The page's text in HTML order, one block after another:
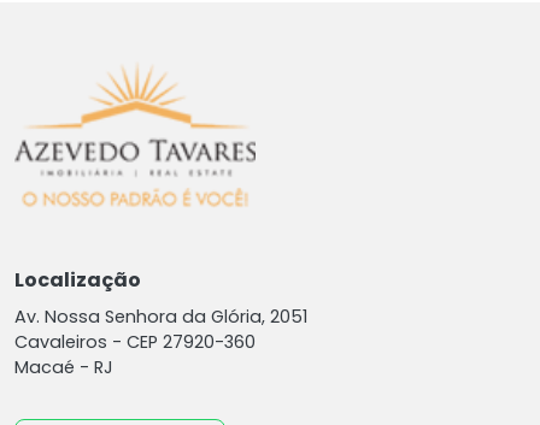
Localização
Av. Nossa Senhora da Glória, 2051
Cavaleiros - CEP 27920-360
Macaé - RJ